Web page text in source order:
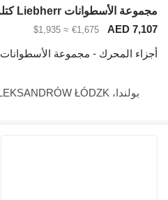
AED 7,107
€1,675
≈ $1,935
أجزاء المحرك - مجموعة الأسطوانات
بولندا، ALEKSANDRÓW ŁÓDZK